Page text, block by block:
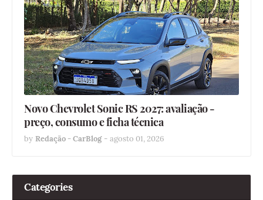
Novo Chevrolet Sonic RS 2027: avaliação -
preço, consumo e ficha técnica
by Redação - CarBlog - agosto 01, 2026
Categories